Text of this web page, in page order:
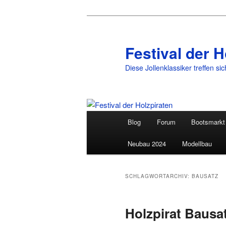
Festival der
Diese Jollenklassiker treffen
Zum
primären
Inhalt
Zum
sekundären
Inhalt
Blog Forum Bootsmarkt
Neubau 2024 Modellbau
SCHLAGWORTARCHIV: BAUSATZ
Holzpirat